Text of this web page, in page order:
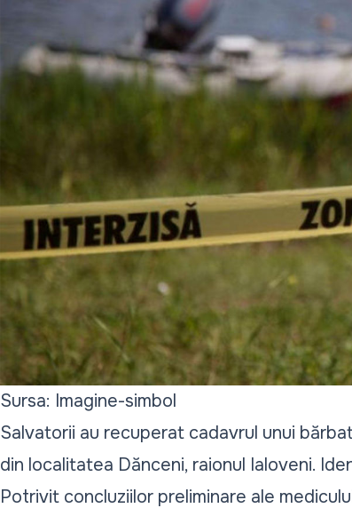
Sursa: Imagine-simbol
Salvatorii au recuperat cadavrul unui
din localitatea Dănceni, raionul Ialoveni.
Potrivit concluziilor preliminare ale